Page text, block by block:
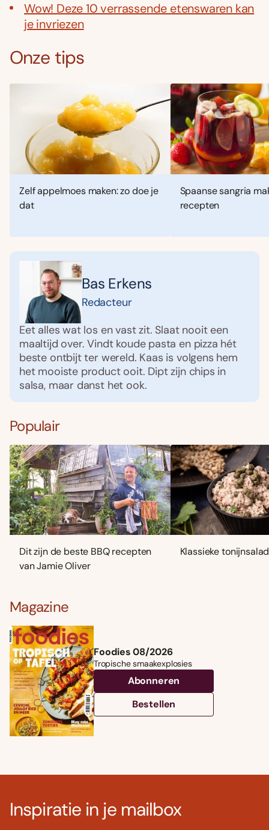
Wow! Deze 10 verrassende etenswaren kan
je invriezen
Onze tips
Zelf appelmoes maken: zo doe je
dat
Spaanse sangria
recepten
Bas Erkens
Redacteur
Eet alles wat los en vast zit. Slaat nooit een
maaltijd over. Vindt koude pasta en pizza hét
beste ontbijt ter wereld. Kaas is volgens hem
het mooiste product ooit. Dipt zijn chips in
salsa, maar danst het ook.
Populair
Dit zijn de beste BBQ recepten
van Jamie Oliver
Klassieke
Magazine
Foodies 08/2026
Tropische smaakexplosies
Abonneren
Bestellen
Inspiratie in je mailbox